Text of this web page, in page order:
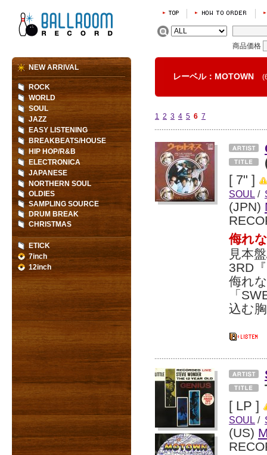
商品価格
レーベル：MOTOWN
1 2 3 4 5 6 7
[ 7" ]
SOUL /
(JPN)
侮れ
見本
3RD
侮れ
「
込む
[ LP ]
SOUL /
(US)
NEW ARRIVAL
ROCK
WORLD
SOUL
JAZZ
EASY LISTENING
BREAKBEATS/HOUSE
HIP HOP/R&B
ELECTRONICA
JAPANESE
NORTHERN SOUL
OLDIES
SAMPLING SOURCE
DRUM BREAK
CHRISTMAS
ETICK
7inch
12inch